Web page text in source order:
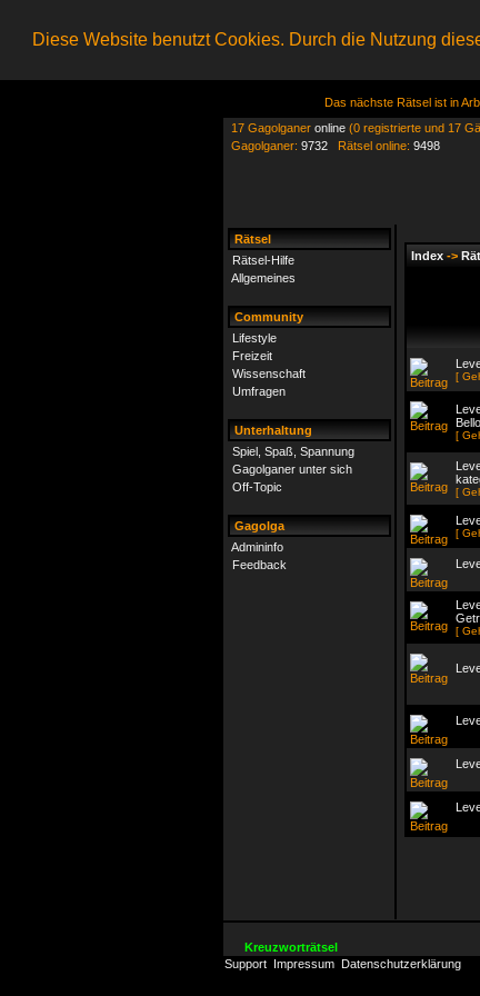
Diese Website benutzt Cookies. Durch die Nutzung
Das nächste Rätsel ist in
17 Gagolganer online (0 registrierte und 17
Gagolganer: 9732 Rätsel online: 9498
Rätsel
Rätsel-Hilfe
Allgemeines
Community
Lifestyle
Freizeit
Wissenschaft
Umfragen
Unterhaltung
Spiel, Spaß, Spannung
Gagolganer unter sich
Off-Topic
Gagolga
Admininfo
Feedback
Index ->
[
[
[
[
[
Kreuzworträtsel
Support Impressum Datenschutzerklärung